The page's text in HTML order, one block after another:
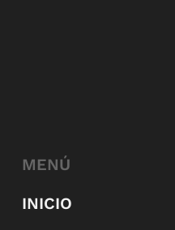
MENÚ
INICIO